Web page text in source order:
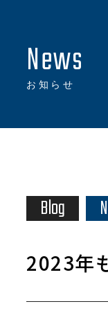
News
お知らせ
Blog
2023年